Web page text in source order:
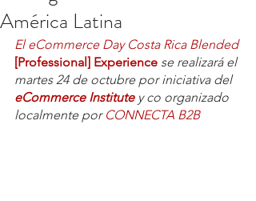
América Latina
El eCommerce Day Costa Rica Blended
[Professional] Experience se realizará el
martes 24 de octubre por iniciativa del
eCommerce Institute y co organizado
localmente por CONNECTA B2B